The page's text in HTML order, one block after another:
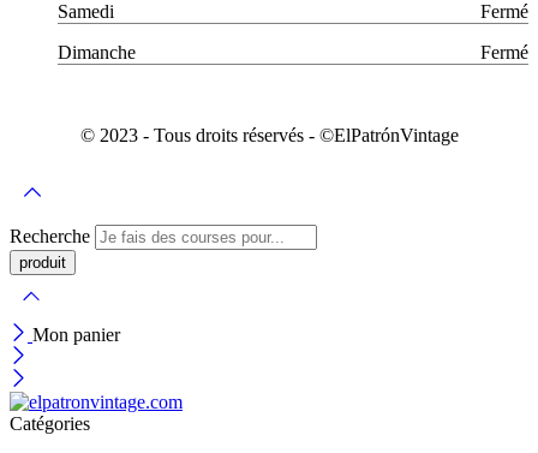
Samedi
Fermé
Dimanche
Fermé
© 2023 - Tous droits réservés - ©️ElPatrónVintage
Recherche
Mon panier
Catégories